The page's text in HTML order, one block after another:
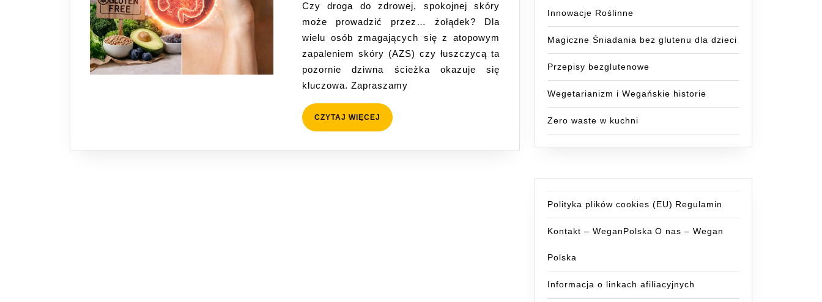
skóry
(AZS,
łuszczyca):
przewodnik
po
Czy droga do zdrowej, spokojnej skóry
może prowadzić przez… żołądek? Dla
wielu osób zmagających się z atopowym
zapaleniem skóry (AZS) czy łuszczycą ta
pozornie dziwna ścieżka okazuje się
kluczowa. Zapraszamy
CZYTAJ WIĘCEJ CZYTAJ
WIĘCEJ
Innowacje Roślinne
Magiczne Śniadania bez glutenu dla dzieci
Przepisy bezglutenowe
Wegetarianizm i Wegańskie historie
Zero waste w kuchni
Polityka plików cookies (EU) Regulamin
Kontakt – WeganPolska O nas – Wegan
Polska
Informacja o linkach afiliacyjnych